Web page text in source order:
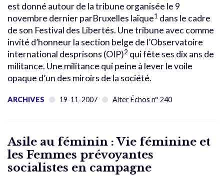
est donné autour de la tribune organisée le 9
novembre dernier parBruxelles laïque1 dans le cadre
de son Festival des Libertés. Une tribune avec comme
invité d’honneur la section belge de l’Observatoire
international desprisons (OIP)2 qui fête ses dix ans de
militance. Une militance qui peine à lever le voile
opaque d’un des miroirs de la société.
ARCHIVES 19-11-2007 Alter Échos n° 240
Asile au féminin : Vie féminine et
les Femmes prévoyantes
socialistes en campagne